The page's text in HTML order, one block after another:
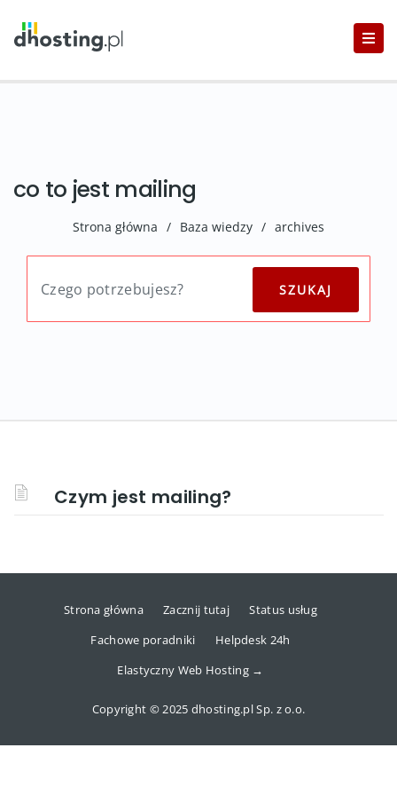
co to jest mailing
Strona główna / Baza wiedzy / archives
Czym jest mailing?
Strona główna Zacznij tutaj
Status usług
Fachowe poradniki
Helpdesk 24h
Elastyczny Web Hosting →
Copyright © 2025 dhosting.pl Sp. z o.o.